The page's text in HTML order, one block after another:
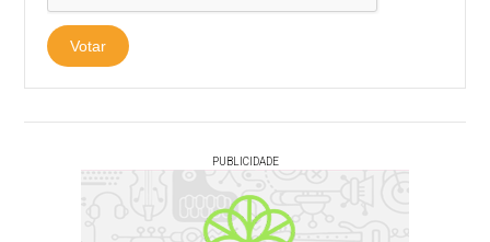
Votar
PUBLICIDADE